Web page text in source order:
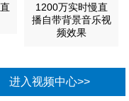
1200万实时慢直
播自带背景音乐视
频效果
进入视频中心>>